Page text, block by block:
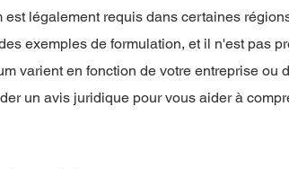
est légalement requis dans certaines
exemples de formulation, et il n'est pas
varient en fonction de votre entreprise ou
un avis juridique pour vous aider à